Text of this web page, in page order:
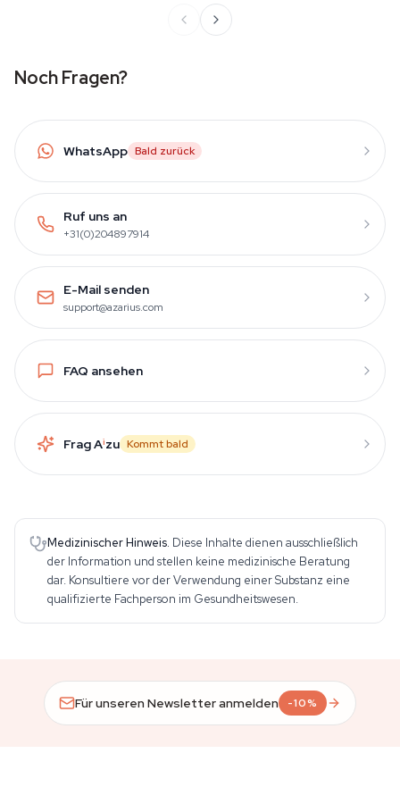
Noch Fragen?
WhatsApp Bald zurück
Ruf uns an
+31(0)204897914
E-Mail senden
support@azarius.com
FAQ ansehen
Frag Aizu Kommt bald
Medizinischer Hinweis. Diese Inhalte dienen ausschließlich
der Information und stellen keine medizinische Beratung
dar. Konsultiere vor der Verwendung einer Substanz eine
qualifizierte Fachperson im Gesundheitswesen.
Für unseren Newsletter anmelden -10%